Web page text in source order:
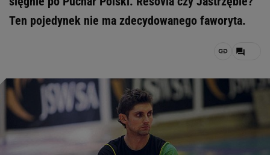
Ten pojedynek nie ma zdecydowanego faworyta.